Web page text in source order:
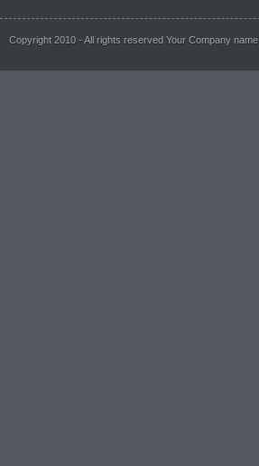
Copyright 2010 - All rights reserved Your Company name